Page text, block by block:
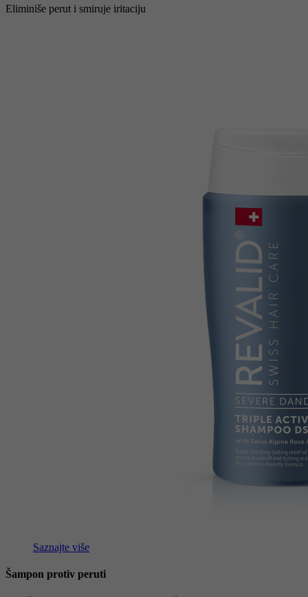
Eliminiše perut i smiruje iritaciju
Saznajte više
Šampon protiv peruti